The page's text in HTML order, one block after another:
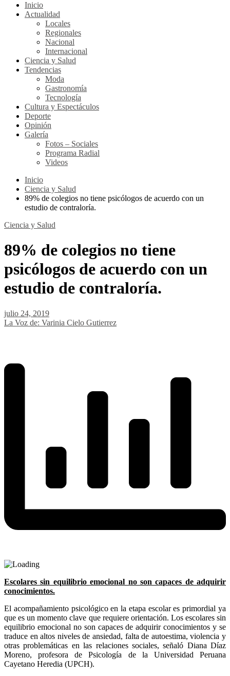
Inicio
Actualidad
Locales
Regionales
Nacional
Internacional
Ciencia y Salud
Tendencias
Moda
Gastronomía
Tecnología
Cultura y Espectáculos
Deporte
Opinión
Galería
Fotos – Sociales
Programa Radial
Videos
Inicio
Ciencia y Salud
89% de colegios no tiene psicólogos de acuerdo con un
estudio de contraloría.
Ciencia y Salud
89% de colegios no tiene
psicólogos de acuerdo con un
estudio de contraloría.
julio 24, 2019
La Voz de: Varinia Cielo Gutierrez
Escolares sin equilibrio emocional no son capaces de adquirir
conocimientos.
El acompañamiento psicológico en la etapa escolar es primordial ya
que es un momento clave que requiere orientación. Los escolares sin
equilibrio emocional no son capaces de adquirir conocimientos y se
traduce en altos niveles de ansiedad, falta de autoestima, violencia y
otras problemáticas en las relaciones sociales, señaló Diana Díaz
Moreno, profesora de Psicología de la Universidad Peruana
Cayetano Heredia (UPCH).